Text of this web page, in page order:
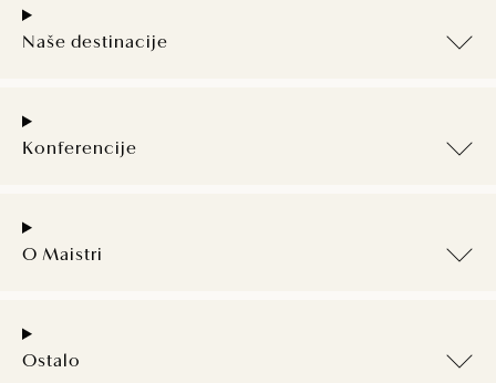
Naše destinacije
Konferencije
O Maistri
Ostalo